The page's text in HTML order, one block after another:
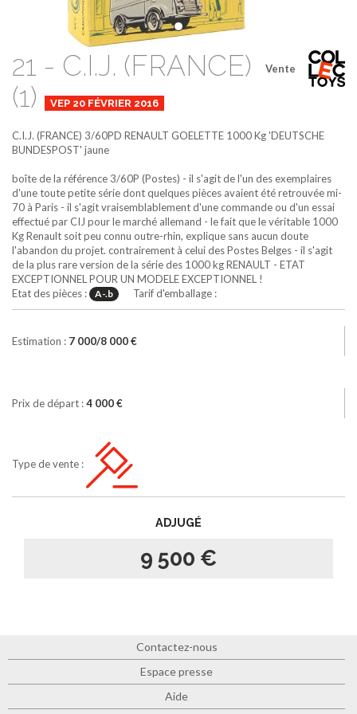
Vente
21 - C.I.J. (FRANCE)
(1)
VEP 20 FÉVRIER 2016
C.I.J. (FRANCE) 3/60PD RENAULT GOELETTE 1000 Kg 'DEUTSCHE
BUNDESPOST' jaune
boîte de la référence 3/60P (Postes) - il s'agit de l'un des exemplaires
d'une toute petite série dont quelques pièces avaient été retrouvée mi-
70 à Paris - il s'agit vraisemblablement d'une commande ou d'un essai
effectué par CIJ pour le marché allemand - le fait que le véritable 1000
Kg Renault soit peu connu outre-rhin, explique sans aucun doute
l'abandon du projet. contrairement à celui des Postes Belges - il s'agit
de la plus rare version de la série des 1000 kg RENAULT - ETAT
EXCEPTIONNEL POUR UN MODELE EXCEPTIONNEL !
Etat des pièces :
A-.b Tarif d'emballage :
Estimation : 7 000/8 000 €
Prix de départ :4 000 €
Type de vente :
ADJUGÉ
9 500 €
Contactez-nous
Espace presse
Aide